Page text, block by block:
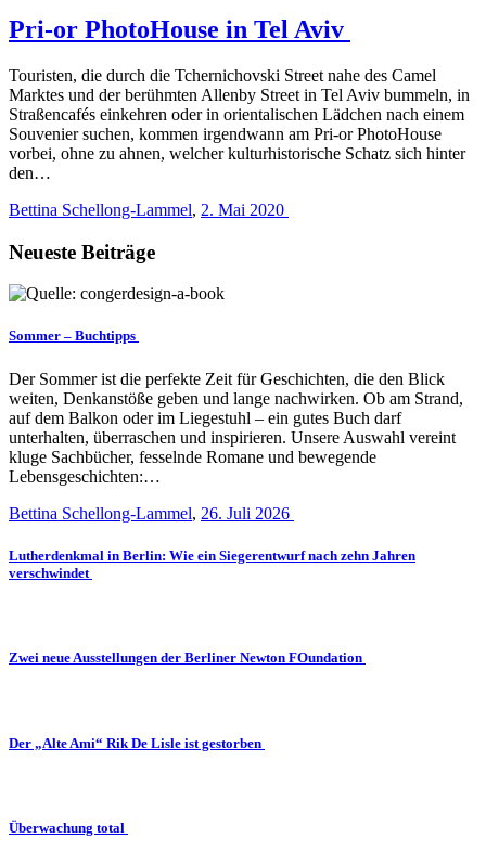
Pri-or PhotoHouse in Tel Aviv
Touristen, die durch die Tchernichovski Street nahe des Camel
Marktes und der berühmten Allenby Street in Tel Aviv bummeln, in
Straßencafés einkehren oder in orientalischen Lädchen nach einem
Souvenier suchen, kommen irgendwann am Pri-or PhotoHouse
vorbei, ohne zu ahnen, welcher kulturhistorische Schatz sich hinter
den…
Bettina Schellong-Lammel, 2. Mai 2020
Neueste Beiträge
Sommer – Buchtipps
Der Sommer ist die perfekte Zeit für Geschichten, die den Blick
weiten, Denkanstöße geben und lange nachwirken. Ob am Strand,
auf dem Balkon oder im Liegestuhl – ein gutes Buch darf
unterhalten, überraschen und inspirieren. Unsere Auswahl vereint
kluge Sachbücher, fesselnde Romane und bewegende
Lebensgeschichten:…
Bettina Schellong-Lammel, 26. Juli 2026
Lutherdenkmal in Berlin: Wie ein Siegerentwurf nach zehn Jahren
verschwindet
Zwei neue Ausstellungen der Berliner Newton FOundation
Der „Alte Ami“ Rik De Lisle ist gestorben
Überwachung total